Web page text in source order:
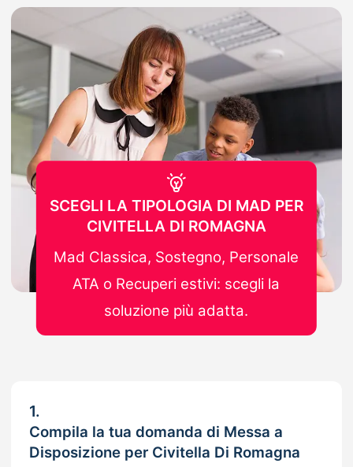
1.
Compila la tua domanda di Messa a
Disposizione per Civitella Di Romagna
SCEGLI LA TIPOLOGIA DI MAD PER
CIVITELLA DI ROMAGNA
Mad Classica, Sostegno, Personale
ATA o Recuperi estivi: scegli la
soluzione più adatta.